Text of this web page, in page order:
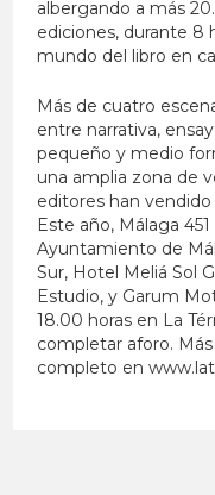
albergando a más
ediciones, durante 8
mundo del libro en
Más de cuatro
entre narrativa,
pequeño y medio
una amplia zona de
editores han
Este año, Málaga
Ayuntamiento de
Sur, Hotel Meliá Sol
Estudio, y Garum
18.00 horas en La
completar aforo.
completo en